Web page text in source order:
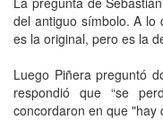
del antiguo símbolo. A lo
es la original, pero es la
Luego Piñera preguntó
respondió que “se
concordaron en que "hay